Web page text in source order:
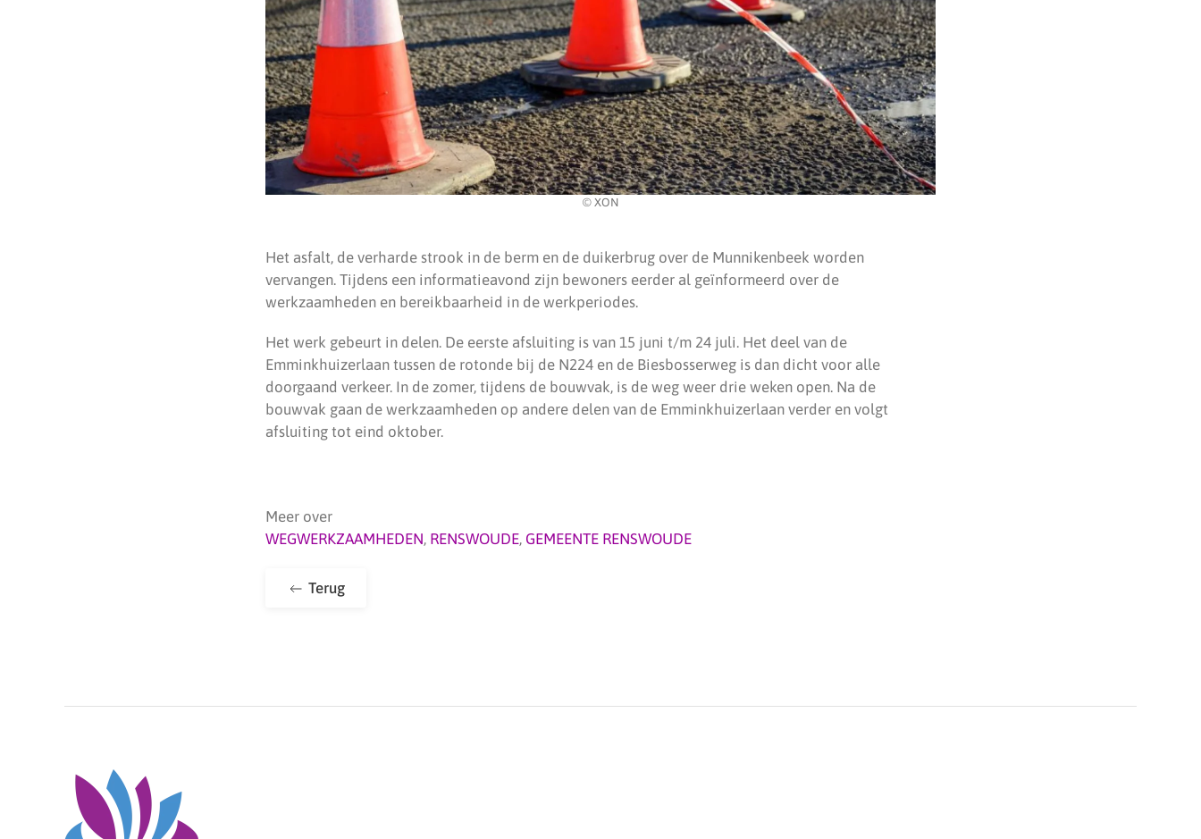
© XON
Het asfalt, de verharde strook in de berm en de duikerbrug over de Munnikenbeek worden
vervangen. Tijdens een informatieavond zijn bewoners eerder al geïnformeerd over de
werkzaamheden en bereikbaarheid in de werkperiodes.
Het werk gebeurt in delen. De eerste afsluiting is van 15 juni t/m 24 juli. Het deel van de
Emminkhuizerlaan tussen de rotonde bij de N224 en de Biesbosserweg is dan dicht voor alle
doorgaand verkeer. In de zomer, tijdens de bouwvak, is de weg weer drie weken open. Na de
bouwvak gaan de werkzaamheden op andere delen van de Emminkhuizerlaan verder en volgt
afsluiting tot eind oktober.
Meer over
WEGWERKZAAMHEDEN, RENSWOUDE, GEMEENTE RENSWOUDE
Terug